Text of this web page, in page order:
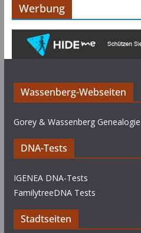
Werbung
Wassenberg-Webseiten
Gorey & Wassenberg
DNA-Tests
IGENEA DNA-Tests
FamilytreeDNA Tests
Stadtseiten